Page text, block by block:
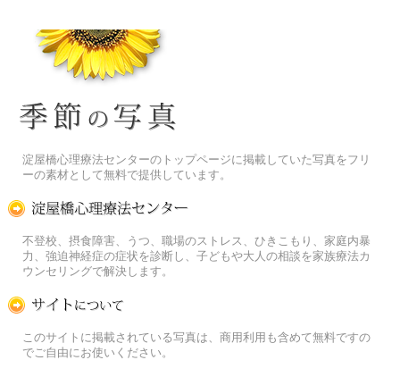
淀屋橋心理療法センターのトップページに掲載していた写真をフリ
ーの素材として無料で提供しています。
不登校、摂食障害、うつ、職場のストレス、ひきこもり、家庭内暴
力、強迫神経症の症状を診断し、子どもや大人の相談を家族療法カ
ウンセリングで解決します。
このサイトに掲載されている写真は、商用利用も含めて無料ですの
でご自由にお使いください。